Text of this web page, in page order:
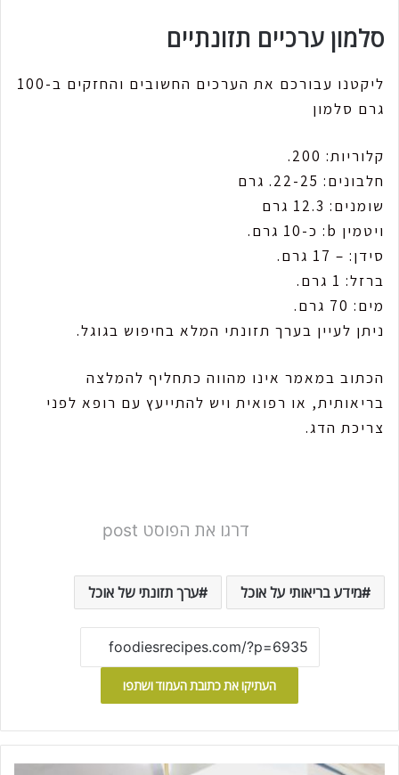
סלמון ערכיים תזונתיים
ליקטנו עבורכם את הערכים החשובים והחזקים ב-100
גרם סלמון
קלוריות: 200.
חלבונים: 22-25. גרם
שומנים: 12.3 גרם
ויטמין b: כ-10 גרם.
סידן: – 17 גרם.
ברזל: 1 גרם.
מים: 70 גרם.
ניתן לעיין בערך תזונתי המלא בחיפוש בגוגל.
הכתוב במאמר אינו מהווה כתחליף להמלצה
בריאותית, או רפואית ויש להתייעץ עם רופא לפני
צריכת הדג.
דרגו את הפוסט post
מידע בריאותי על אוכל ערך תזונתי של אוכל
העתיקו את כתובת העמוד ושתפו